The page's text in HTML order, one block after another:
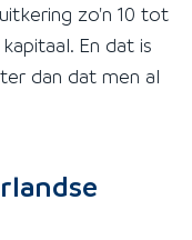
zo'n 10 tot
En dat is
dan dat men al